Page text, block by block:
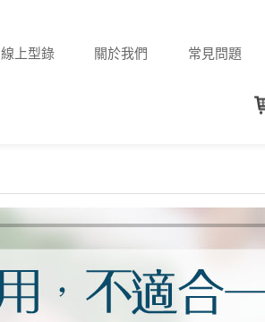
線上型錄 關於我們 常見問題